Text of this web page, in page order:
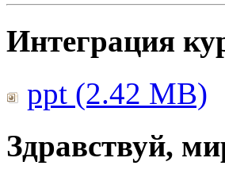
Интеграция
ppt (2.42 MB)
Здравствуй,